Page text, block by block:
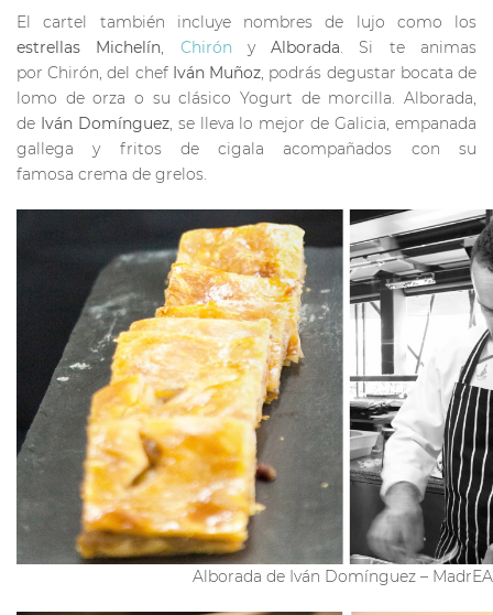
El cartel también incluye nombres de lujo como los
estrellas Michelín, ChirónyAlborada. Si te animas
por Chirón, del chef Iván Muñoz, podrás degustar bocata de
lomo de orza o su clásico Yogurt de morcilla. Alborada,
de Iván Domínguez, se lleva lo mejor de Galicia, empanada
gallega y fritos de cigala acompañados con su
famosa crema de grelos.
Alborada de Iván Domínguez –